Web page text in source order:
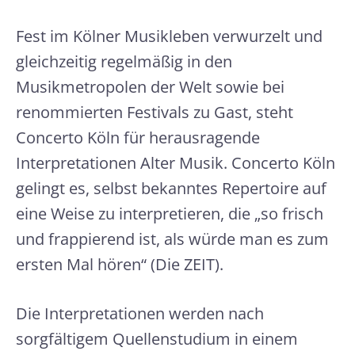
Fest im Kölner Musikleben verwurzelt und
gleichzeitig regelmäßig in den
Musikmetropolen der Welt sowie bei
renommierten Festivals zu Gast, steht
Concerto Köln für herausragende
Interpretationen Alter Musik. Concerto Köln
gelingt es, selbst bekanntes Repertoire auf
eine Weise zu interpretieren, die „so frisch
und frappierend ist, als würde man es zum
ersten Mal hören“ (Die ZEIT).
Die Interpretationen werden nach
sorgfältigem Quellenstudium in einem